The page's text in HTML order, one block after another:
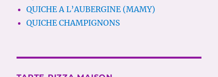
QUICHE A L’AUBERGINE (MAMY)
QUICHE CHAMPIGNONS